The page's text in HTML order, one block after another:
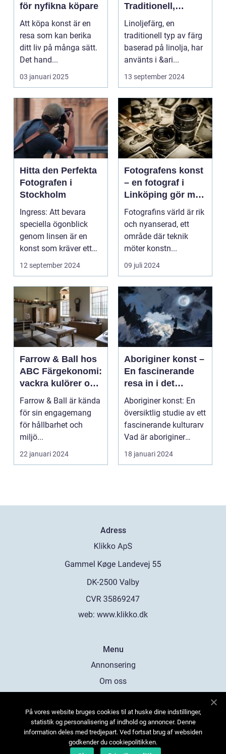
för nyfikna köpare
Att köpa konst är en
resa som kan berika
ditt liv på många sätt.
Det hand...
03 januari 2025
Traditionell,
Naturlig och
Hållbar Målarfärg
Linoljefärg, en
traditionell typ av färg
baserad på linolja, har
använts i &ari...
13 september 2024
Hitta den Perfekta
Fotografen i
Stockholm
Ingress: Att bevara
speciella ögonblick
genom linsen är en
konst som kräver ett
tr&au...
12 september 2024
Fotografens konst
– en fotograf i
Linköping gör mer
än att bara trycka
på en knapp
Fotografins värld är rik
och nyanserad, ett
område där teknik
möter konstn...
09 juli 2024
Farrow & Ball hos
ABC Färgekonomi:
vackra kulörer och
miljömedvetenhet
Farrow & Ball är kända
för sin engagemang
för hållbarhet och
miljö...
22 januari 2024
Aboriginer konst –
En fascinerande
resa in i det
australiska
aboriginska
kulturarvet
Aboriginer konst: En
översiktlig studie av ett
fascinerande kulturarv
Vad är aboriginer
konst och ...
18 januari 2024
Adress
web: www.klikko.dk
Menu
Annonsering
Om oss
Kontakta oss
Sitemap
På vores website bruges cookies til at huske dine indstillinger,
statistik og personalisering af indhold og annoncer. Denne
information deles med tredjepart. Ved fortsat brug af websiden
godkender du cookiepolitikken.